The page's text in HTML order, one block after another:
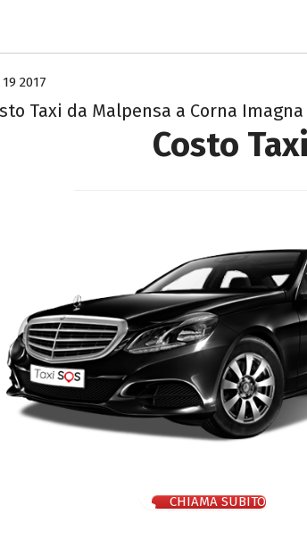
2017
Taxi da Malpensa a Corna Imagna
Costo
CHIAMA SUBITO